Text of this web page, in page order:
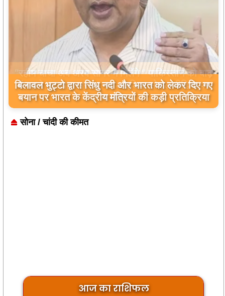
बिलावल भुट्टो द्वारा सिंधु नदी और भारत को लेकर दिए गए
बयान पर भारत के केंद्रीय मंत्रियों की कड़ी प्रतिक्रिया
सोना / चांदी की कीमत
आज का राशिफल